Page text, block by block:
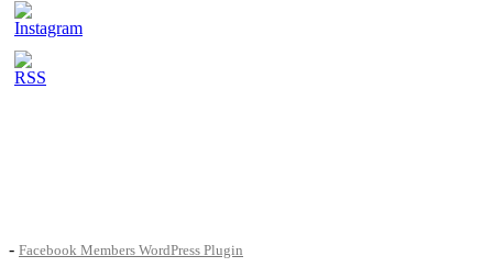
- Facebook Members WordPress Plugin